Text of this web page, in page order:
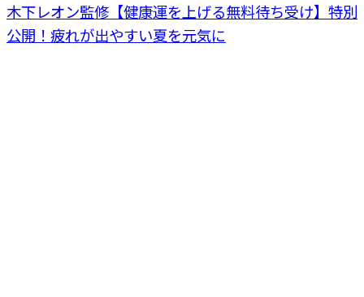
木下レオン監修【健康運を上げる無料待ち受け】特別
公開！疲れが出やすい夏を元気に